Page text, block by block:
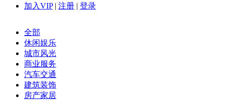
加入VIP | 注册 | 登录
全部
休闲娱乐
城市风光
商业服务
汽车交通
建筑装饰
房产家居